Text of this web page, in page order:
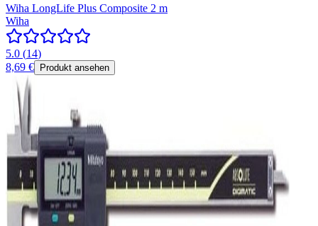
Wiha LongLife Plus Composite 2 m
Wiha
5.0 (14)
8,69 €
Produkt ansehen